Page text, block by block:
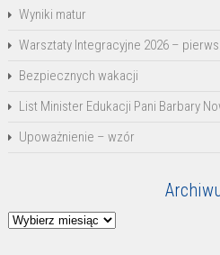
Wyniki matur
Warsztaty Integracyjne 2026 –
Bezpiecznych wakacji
List Minister Edukacji Pani Barbary
Upoważnienie – wzór
Archiwum